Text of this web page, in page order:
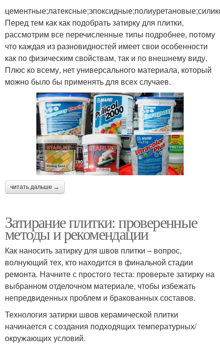
Перед тем как как подобрать затирку для плитки,
рассмотрим все перечисленные типы подробнее, потому
что каждая из разновидностей имеет свои особенности
как по физическим свойствам, так и по внешнему виду.
Плюс ко всему, нет универсального материала, который
можно было бы применять для всех случаев.
читать дальше →
Затирание плитки: проверенные
методы и рекомендации
Как наносить затирку для швов плитки – вопрос,
волнующий тех, кто находится в финальной стадии
ремонта. Начните с простого теста: проверьте затирку на
выбранном отделочном материале, чтобы избежать
непредвиденных проблем и бракованных составов.
Технология затирки швов керамической плитки
начинается с создания подходящих температурных/
окружающих условий.